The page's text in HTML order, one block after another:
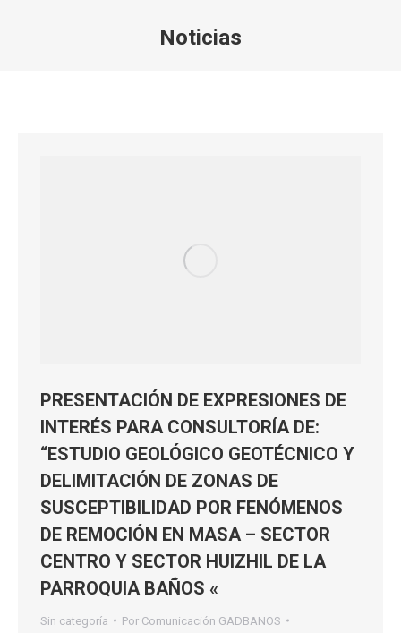
Noticias
PRESENTACIÓN DE EXPRESIONES DE
INTERÉS PARA CONSULTORÍA DE:
“ESTUDIO GEOLÓGICO GEOTÉCNICO Y
DELIMITACIÓN DE ZONAS DE
SUSCEPTIBILIDAD POR FENÓMENOS
DE REMOCIÓN EN MASA – SECTOR
CENTRO Y SECTOR HUIZHIL DE LA
PARROQUIA BAÑOS «
Sin categoría Por Comunicación GADBANOS